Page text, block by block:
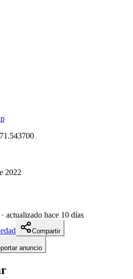
2022
· actualizado hace 10 días
Compartir
anuncio